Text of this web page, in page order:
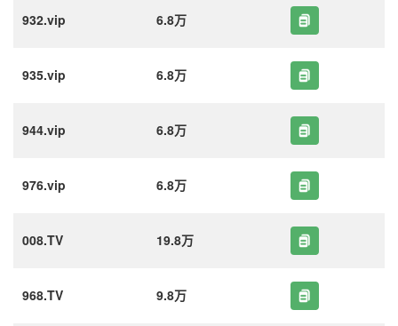
932.vip 6.8万
935.vip 6.8万
944.vip 6.8万
976.vip 6.8万
008.TV 19.8万
968.TV 9.8万